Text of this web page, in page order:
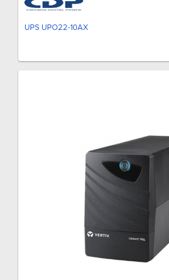
UPS UPO22-10AX